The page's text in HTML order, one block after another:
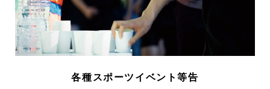
各種スポーツイベント等告